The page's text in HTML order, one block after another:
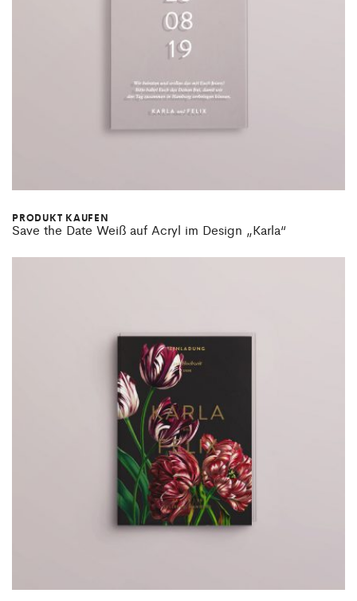
PRODUKT KAUFEN
Save the Date Weiß auf Acryl im Design „Karla“